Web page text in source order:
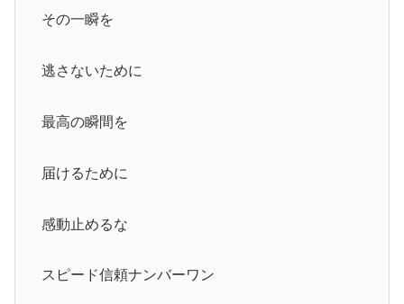
その一瞬を
逃さないために
最高の瞬間を
届けるために
感動止めるな
スピード信頼ナンバーワン